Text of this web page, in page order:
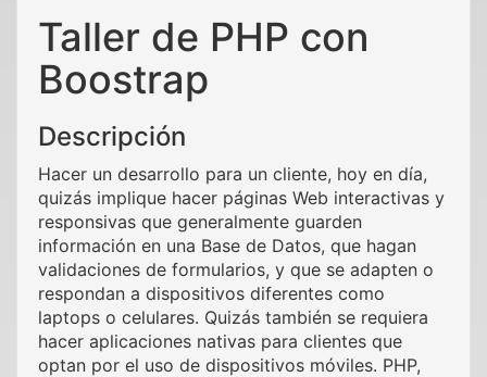
Taller de PHP con
Boostrap
Descripción
Hacer un desarrollo para un cliente, hoy en día,
quizás implique hacer páginas Web interactivas y
responsivas que generalmente guarden
información en una Base de Datos, que hagan
validaciones de formularios, y que se adapten o
respondan a dispositivos diferentes como
laptops o celulares. Quizás también se requiera
hacer aplicaciones nativas para clientes que
optan por el uso de dispositivos móviles. PHP,